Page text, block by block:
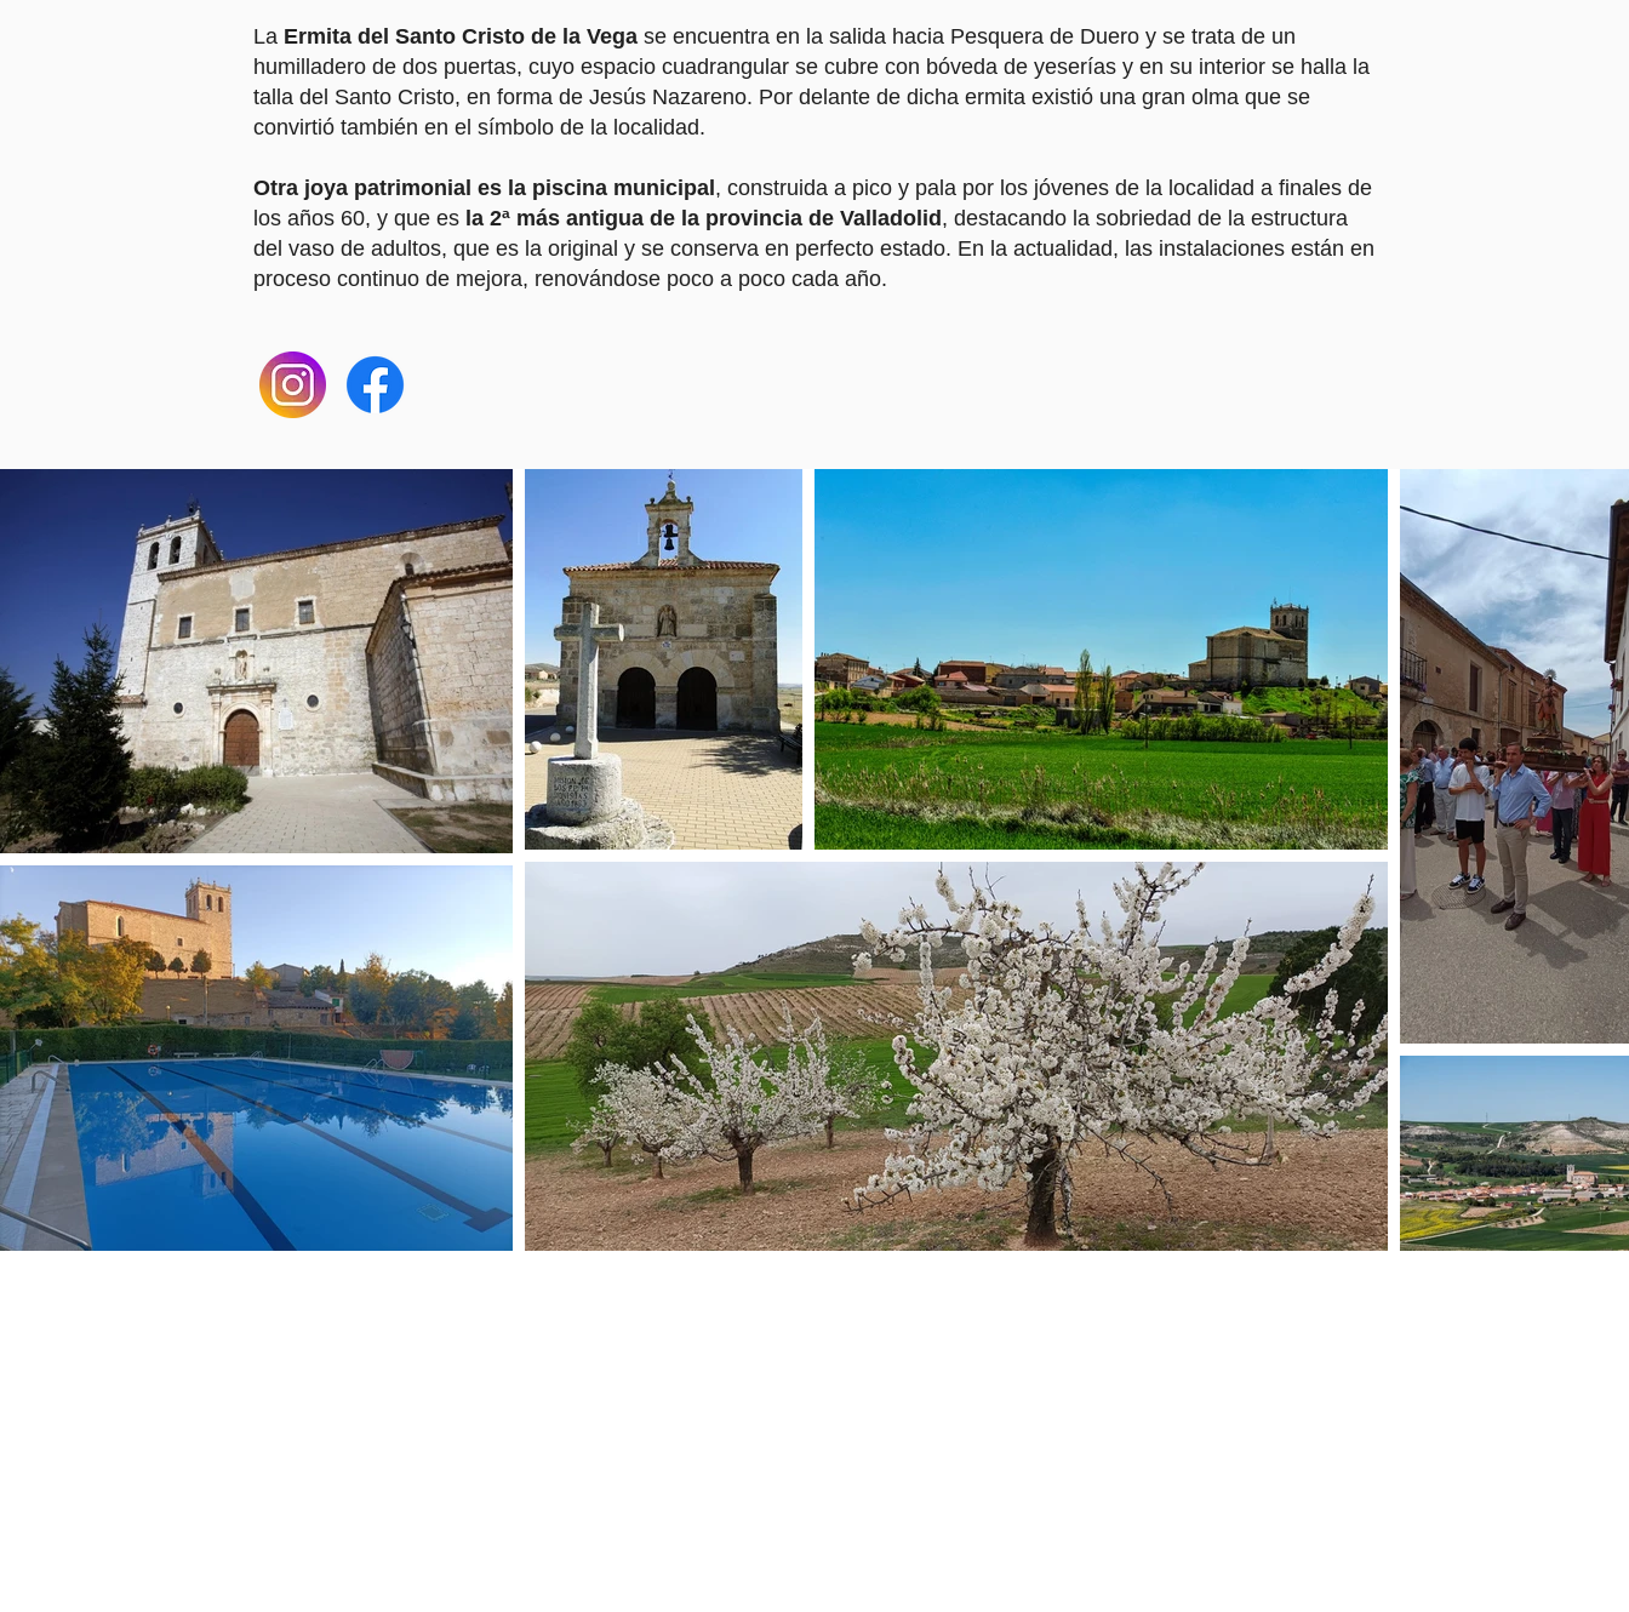
La Ermita del Santo Cristo de la Vega se encuentra en la salida hacia Pesquera de Duero y se trata de un
humilladero de dos puertas, cuyo espacio cuadrangular se cubre con bóveda de yeserías y en su interior se halla la
talla del Santo Cristo, en forma de Jesús Nazareno. Por delante de dicha ermita existió una gran olma que se
convirtió también en el símbolo de la localidad.​
​Otra joya patrimonial es la piscina municipal , construida a pico y pala por los jóvenes de la localidad a finales de
los años 60, y que es la 2ª más antigua de la provincia de Valladolid , destacando la sobriedad de la estructura
del vaso de adultos, que es la original y se conserva en perfecto estado. En la actualidad, las instalaciones están en
proceso continuo de mejora, renovándose poco a poco cada año.